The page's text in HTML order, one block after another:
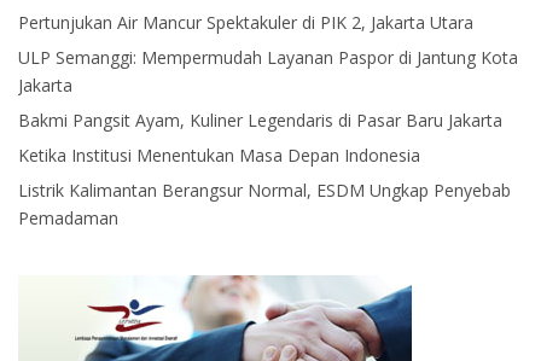
Pertunjukan Air Mancur Spektakuler di PIK 2, Jakarta Utara
ULP Semanggi: Mempermudah Layanan Paspor di Jantung Kota
Jakarta
Bakmi Pangsit Ayam, Kuliner Legendaris di Pasar Baru Jakarta
Ketika Institusi Menentukan Masa Depan Indonesia
Listrik Kalimantan Berangsur Normal, ESDM Ungkap Penyebab
Pemadaman